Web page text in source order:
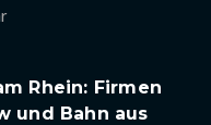
Rhein: Firmen
und Bahn aus